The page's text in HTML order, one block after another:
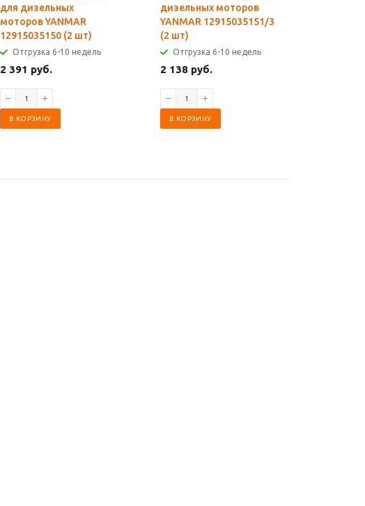
для дизельных
моторов YANMAR
12915035150 (2 шт)
Отгрузка 6-10 недель
2 391 руб.
В КОРЗИНУ
дизельных моторов
YANMAR 12915035151/3
(2 шт)
Отгрузка 6-10 недель
2 138 руб.
В КОРЗИНУ